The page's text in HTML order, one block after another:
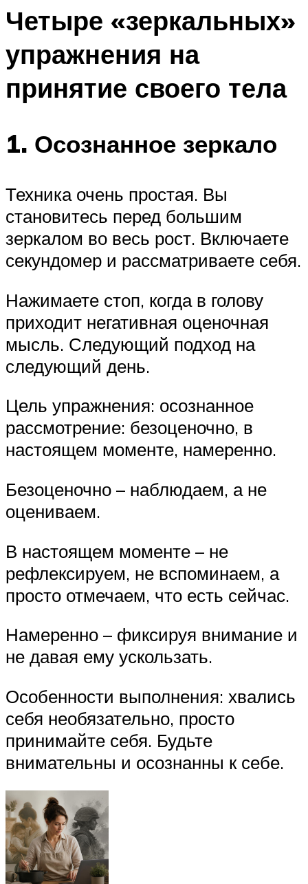
Четыре «зеркальных»
упражнения на
принятие своего тела
1. Осознанное зеркало
Техника очень простая. Вы
становитесь перед большим
зеркалом во весь рост. Включаете
секундомер и рассматриваете себя.
Нажимаете стоп, когда в голову
приходит негативная оценочная
мысль. Следующий подход на
следующий день.
Цель упражнения: осознанное
рассмотрение: безоценочно, в
настоящем моменте, намеренно.
Безоценочно – наблюдаем, а не
оцениваем.
В настоящем моменте – не
рефлексируем, не вспоминаем, а
просто отмечаем, что есть сейчас.
Намеренно – фиксируя внимание и
не давая ему ускользать.
Особенности выполнения: хвались
себя необязательно, просто
принимайте себя. Будьте
внимательны и осознанны к себе.